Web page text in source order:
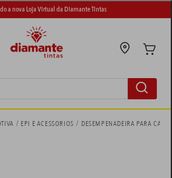
a nova Loja Virtual da Diamante Tintas
EPI E ACESSORIOS DESEMPENADEIRA PARA